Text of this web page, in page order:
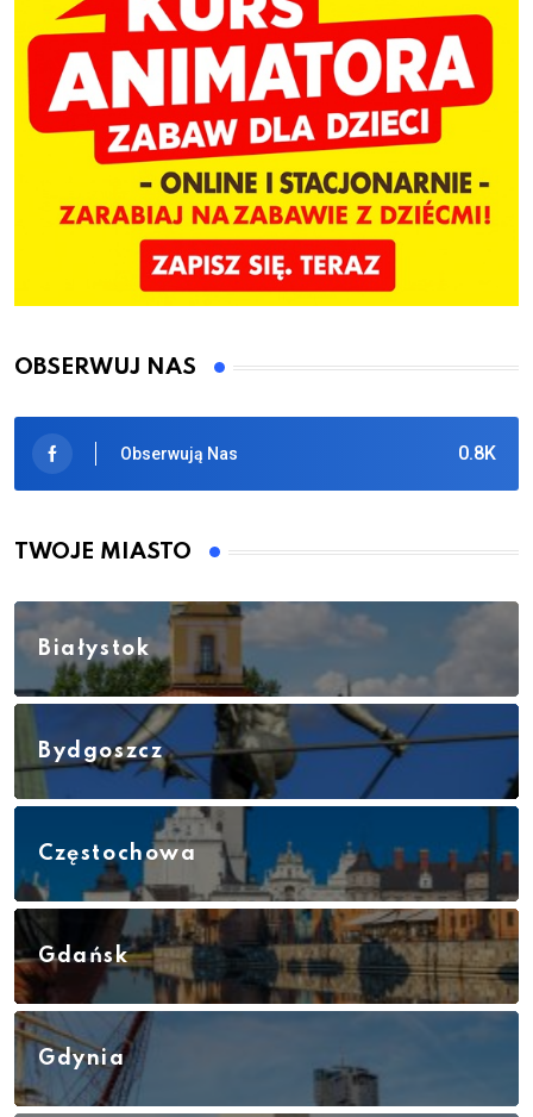
OBSERWUJ NAS
0.8K
Obserwują Nas
TWOJE MIASTO
Białystok
Bydgoszcz
Częstochowa
Gdańsk
Gdynia